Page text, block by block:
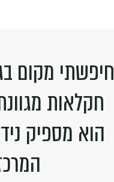
חיפשתי מקום
חקלאות
הוא מספיק